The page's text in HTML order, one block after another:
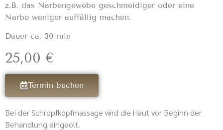
z.B. das Narbengewebe geschmeidiger oder eine
Narbe weniger auffällig machen.
Dauer ca. 30 min
25,00 €
Termin buchen
Bei der Schröpfkopfmassage wird die Haut vor Beginn der
Behandlung eingeölt.